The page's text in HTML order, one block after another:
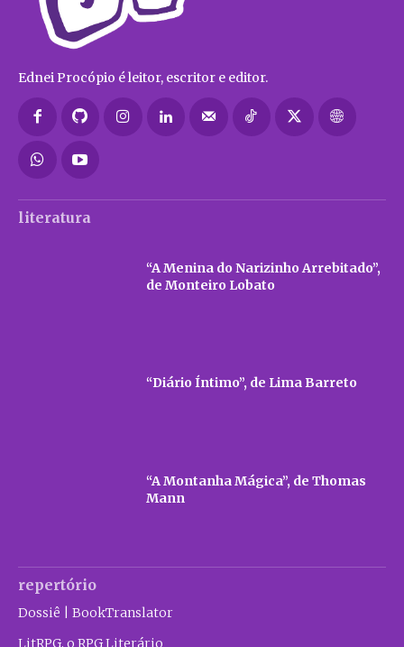
Ednei Procópio é leitor, escritor e editor.
literatura
“A Menina do Narizinho Arrebitado”,
de Monteiro Lobato
“Diário Íntimo”, de Lima Barreto
“A Montanha Mágica”, de Thomas
Mann
repertório
Dossiê | BookTranslator
LitRPG, o RPG Literário